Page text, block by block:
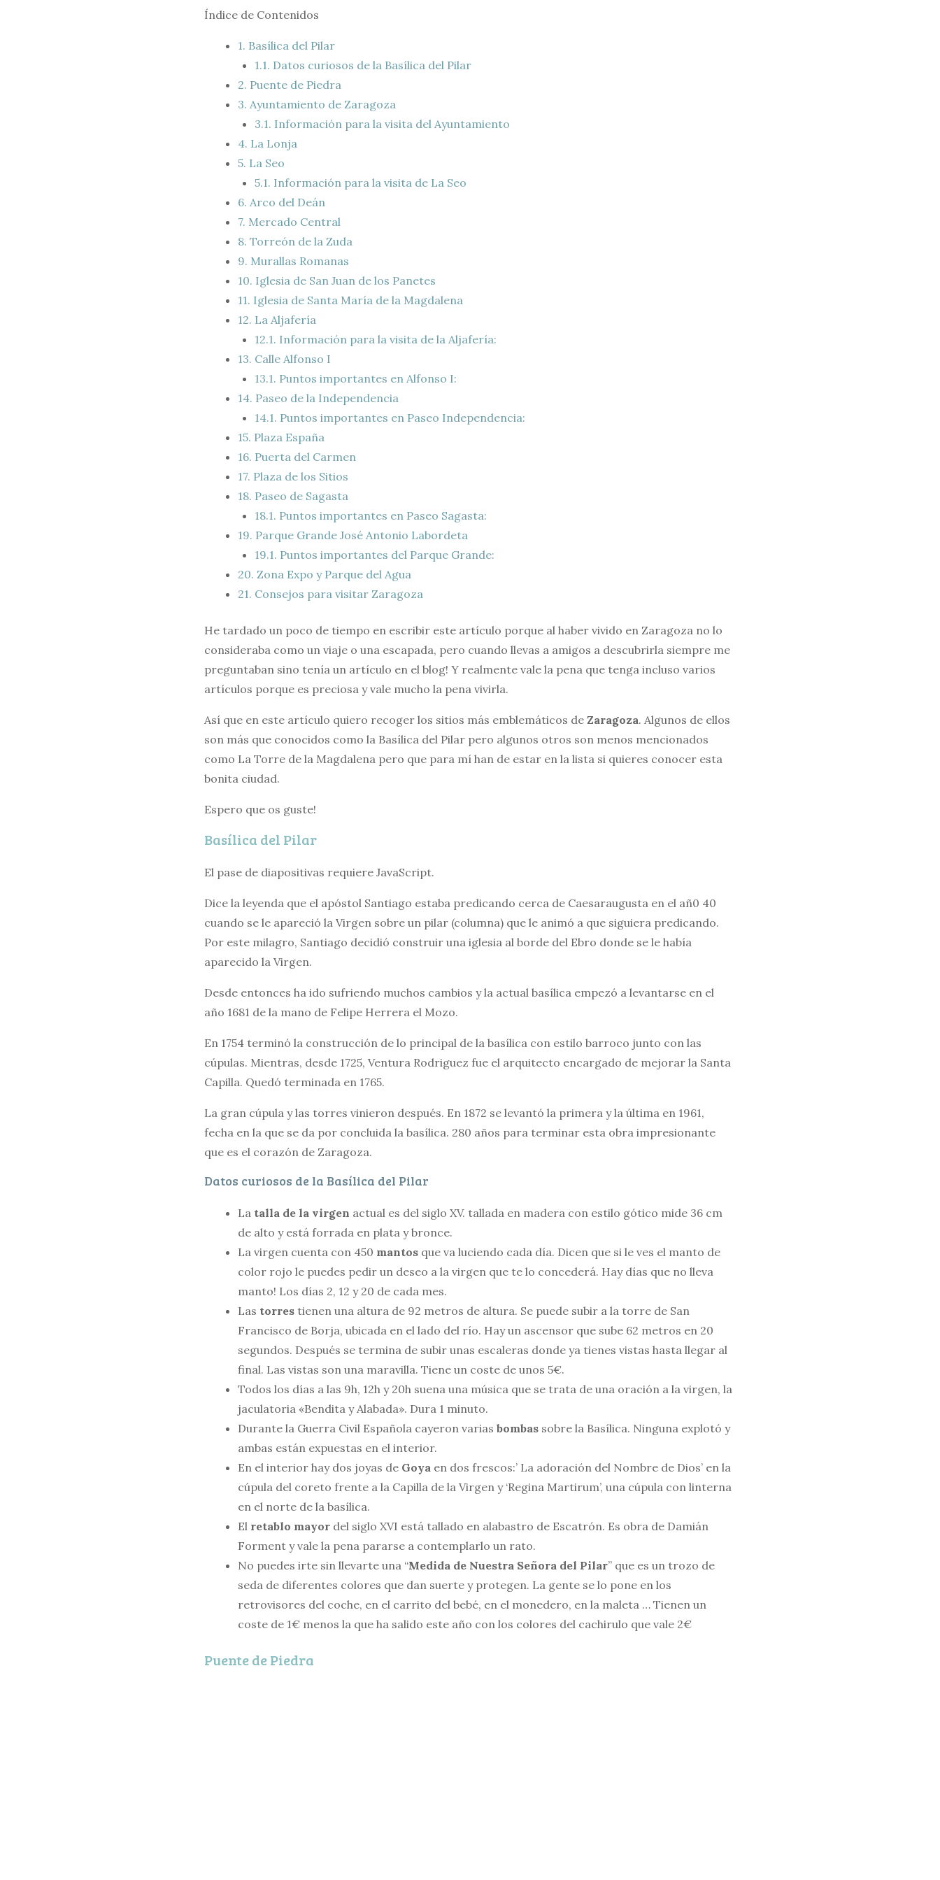
Índice de Contenidos
1. Basílica del Pilar
1.1. Datos curiosos de la Basílica del Pilar
2. Puente de Piedra
3. Ayuntamiento de Zaragoza
3.1. Información para la visita del Ayuntamiento
4. La Lonja
5. La Seo
5.1. Información para la visita de La Seo
6. Arco del Deán
7. Mercado Central
8. Torreón de la Zuda
9. Murallas Romanas
10. Iglesia de San Juan de los Panetes
11. Iglesia de Santa María de la Magdalena
12. La Aljafería
12.1. Información para la visita de la Aljafería:
13. Calle Alfonso I
13.1. Puntos importantes en Alfonso I:
14. Paseo de la Independencia
14.1. Puntos importantes en Paseo Independencia:
15. Plaza España
16. Puerta del Carmen
17. Plaza de los Sitios
18. Paseo de Sagasta
18.1. Puntos importantes en Paseo Sagasta:
19. Parque Grande José Antonio Labordeta
19.1. Puntos importantes del Parque Grande:
20. Zona Expo y Parque del Agua
21. Consejos para visitar Zaragoza
He tardado un poco de tiempo en escribir este artículo porque al haber vivido en Zaragoza no lo
consideraba como un viaje o una escapada, pero cuando llevas a amigos a descubrirla siempre me
preguntaban sino tenía un artículo en el blog! Y realmente vale la pena que tenga incluso varios
artículos porque es preciosa y vale mucho la pena vivirla.
Así que en este artículo quiero recoger los sitios más emblemáticos de Zaragoza. Algunos de ellos
son más que conocidos como la Basílica del Pilar pero algunos otros son menos mencionados
como La Torre de la Magdalena pero que para mí han de estar en la lista si quieres conocer esta
bonita ciudad.
Espero que os guste!
Basílica del Pilar
El pase de diapositivas requiere JavaScript.
Dice la leyenda que el apóstol Santiago estaba predicando cerca de Caesaraugusta en el añ0 40
cuando se le apareció la Virgen sobre un pilar (columna) que le animó a que siguiera predicando.
Por este milagro, Santiago decidió construir una iglesia al borde del Ebro donde se le había
aparecido la Virgen.
Desde entonces ha ido sufriendo muchos cambios y la actual basílica empezó a levantarse en el
año 1681 de la mano de Felipe Herrera el Mozo.
En 1754 terminó la construcción de lo principal de la basílica con estilo barroco junto con las
cúpulas. Mientras, desde 1725, Ventura Rodriguez fue el arquitecto encargado de mejorar la Santa
Capilla. Quedó terminada en 1765.
La gran cúpula y las torres vinieron después. En 1872 se levantó la primera y la última en 1961,
fecha en la que se da por concluida la basílica. 280 años para terminar esta obra impresionante
que es el corazón de Zaragoza.
Datos curiosos de la Basílica del Pilar
La talla de la virgen actual es del siglo XV. tallada en madera con estilo gótico mide 36 cm
de alto y está forrada en plata y bronce.
La virgen cuenta con 450 mantos que va luciendo cada día. Dicen que si le ves el manto de
color rojo le puedes pedir un deseo a la virgen que te lo concederá. Hay días que no lleva
manto! Los días 2, 12 y 20 de cada mes.
Las torres tienen una altura de 92 metros de altura. Se puede subir a la torre de San
Francisco de Borja, ubicada en el lado del río. Hay un ascensor que sube 62 metros en 20
segundos. Después se termina de subir unas escaleras donde ya tienes vistas hasta llegar al
final. Las vistas son una maravilla. Tiene un coste de unos 5€.
Todos los días a las 9h, 12h y 20h suena una música que se trata de una oración a la virgen, la
jaculatoria «Bendita y Alabada». Dura 1 minuto.
Durante la Guerra Civil Española cayeron varias bombas sobre la Basílica. Ninguna explotó y
ambas están expuestas en el interior.
En el interior hay dos joyas de Goya en dos frescos:’ La adoración del Nombre de Dios’ en la
cúpula del coreto frente a la Capilla de la Virgen y ‘Regina Martirum’, una cúpula con linterna
en el norte de la basílica.
El retablo mayor del siglo XVI está tallado en alabastro de Escatrón. Es obra de Damián
Forment y vale la pena pararse a contemplarlo un rato.
No puedes irte sin llevarte una “Medida de Nuestra Señora del Pilar” que es un trozo de
seda de diferentes colores que dan suerte y protegen. La gente se lo pone en los
retrovisores del coche, en el carrito del bebé, en el monedero, en la maleta … Tienen un
coste de 1€ menos la que ha salido este año con los colores del cachirulo que vale 2€
Puente de Piedra